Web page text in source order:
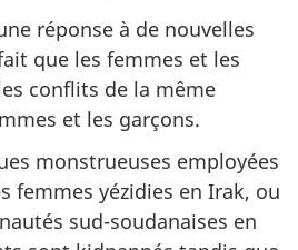
réponse à de nouvelles
que les femmes et les
conflits de la même
et les garçons.
monstrueuses employées
femmes yézidies en Irak, ou
sud-soudanaises en